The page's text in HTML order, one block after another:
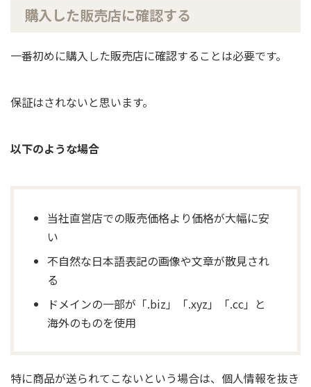
購入した販売店に確認する
一番初めに購入した販売店に確認することは必要です。
保証はされないと思います。
以下のような場合
当社直営店での販売価格より価格が大幅に安
い
不自然な日本語表記の画像や文章が散見され
る
ドメインの一部が「.biz」「.xyz」「.cc」と
海外のものを使用
特に商品が送られてこないという場合は、個人情報を抜き